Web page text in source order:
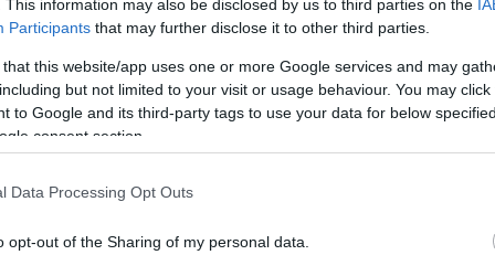
This information may also be disclosed by us to third parties on the
Participants that may further disclose it to other third parties.
that this website/app uses one or more Google services and may
but not limited to your visit or usage behaviour. You may
to Google and its third-party tags to use your data for below
consent section.
Data Processing Opt Outs
opt-out of the Sharing of my personal data.
veszi kezdetét Szolnokon a fesztivál, már a
nyitónap is elég mozgalmas lesz, még a
futballrajongók is kapnak kedvükre valót.
TOVÁBB OLVASOM